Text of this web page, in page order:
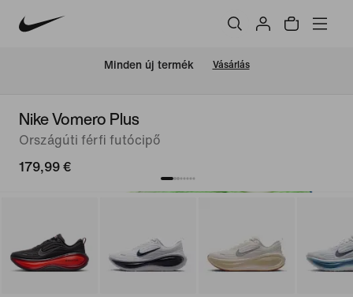
Minden új termék Vásárlás
Nike Vomero Plus
Országúti férfi futócipő
179,99 €